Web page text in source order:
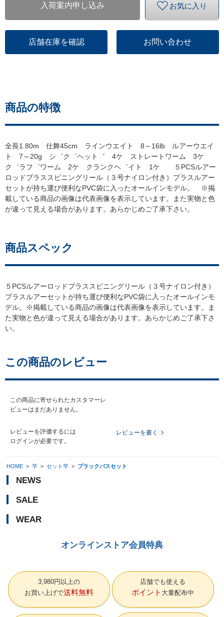
入荷案内申し込み お気に入り
店舗在庫を確認 お問い合わせ
商品の特徴
全長1.80m 仕舞45cm ラインウエイト 8～16lb ルアーウエイ
ト 7～20g シ゛ク゛ヘット゛ 4ケ ストレートワーム 3ケ
ク゛ラフ゛ワーム 2ケ クランクヘ゛イト 1ケ ５PCSルアー
ロッドプラススピニングリール（３号ナイロン付き）プラスルアー
セットが持ち運び便利なPVC袋に入ったオールインモデル。 ※掲
載している商品の画像は代表画像を表示しています。また実物と色
が違って見える場合があります。あらかじめご了承下さい。
商品スペック
５PCSルアーロッドプラススピニングリール（３号ナイロン付き）
プラスルアーセットが持ち運び便利なPVC袋に入ったオールインモ
デル。※掲載している商品の画像は代表画像を表示しています。ま
た実物と色が違って見える場合があります。あらかじめご了承下さ
い。
この商品のレビュー
この商品に寄せられたカスタマーレ
ビューはまだありません。
レビューを評価するには
ログインが必要です。
レビューを書く
HOME > 竿 > セット竿 > ブラックバスセット
NEWS
SALE
WEAR
オンラインストア会員特典
3,980円以上の
お買い上げで送料無料
店舗でも使える
ポイント 大量配布中